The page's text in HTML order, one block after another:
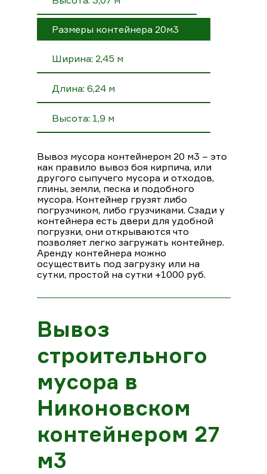
Размеры контейнера 20м3
Ширина: 2,45 м
Длина: 6,24 м
Высота: 1,9 м
Вывоз мусора контейнером 20 м3 – это
как правило вывоз боя кирпича, или
другого сыпучего мусора и отходов,
глины, земли, песка и подобного
мусора. Контейнер грузят либо
погрузчиком, либо грузчиками. Сзади у
контейнера есть двери для удобной
погрузки, они открываются что
позволяет легко загружать контейнер.
Аренду контейнера можно
осуществить под загрузку или на
сутки, простой на сутки +1000 руб.
Вывоз
строительного
мусора в
Никоновском
контейнером 27
м3